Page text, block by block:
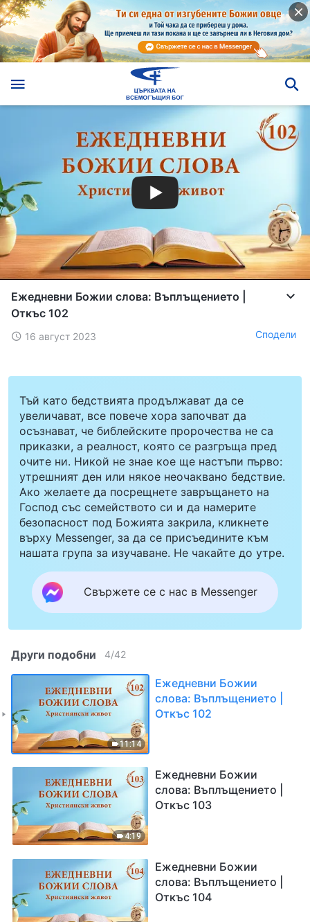
Ежедневни Божии слова: Въплъщението |
Откъс 102
16 август 2023 Сподели
Тъй като бедствията продължават да се
увеличават, все повече хора започват да
осъзнават, че библейските пророчества не са
приказки, а реалност, която се разгръща пред
очите ни. Никой не знае кое ще настъпи първо:
утрешният ден или някое неочаквано бедствие.
Ако желаете да посрещнете завръщането на
Господ със семейството си и да намерите
безопасност под Божията закрила, кликнете
върху Messenger, за да се присъедините към
нашата група за изучаване. Не чакайте до утре.
Свържете се с нас в Messenger
Други подобни 4/42
11:14
Ежедневни Божии
слова: Въплъщението |
Откъс 102
4:19
Ежедневни Божии
слова: Въплъщението |
Откъс 103
Ежедневни Божии
слова: Въплъщението |
Откъс 104